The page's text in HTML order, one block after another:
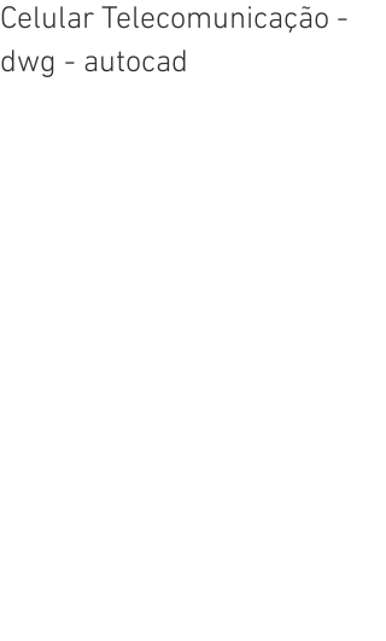
Celular Telecomunicação -
dwg - autocad